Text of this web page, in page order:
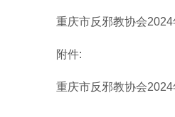
重庆市反邪教协会
附件:
重庆市反邪教协会